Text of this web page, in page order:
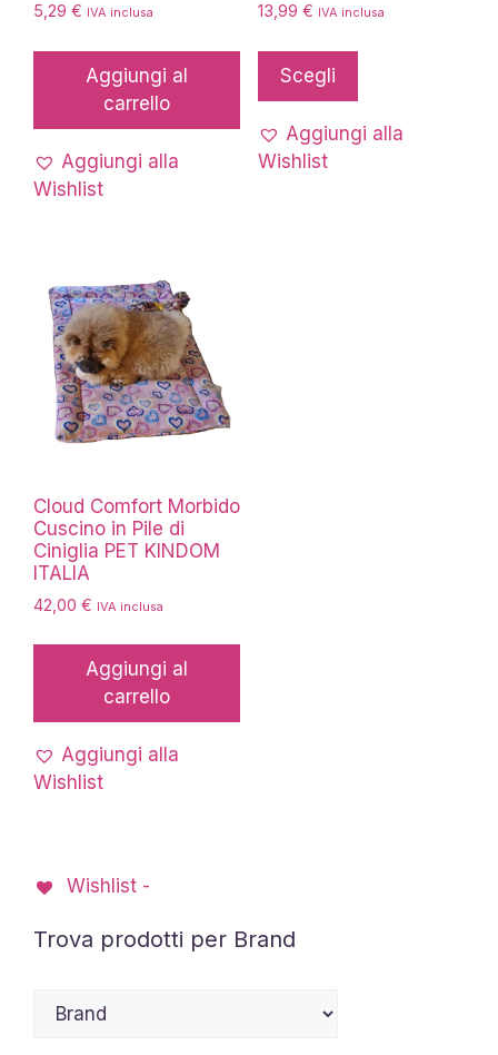
5,29 € IVA inclusa
Aggiungi al
carrello
Aggiungi alla
Wishlist
13,99 € IVA inclusa
Scegli
ha
più
Aggiungi alla
Wishlist
Cloud Comfort Morbido
Cuscino in Pile di
Ciniglia PET KINDOM
ITALIA
42,00 € IVA inclusa
Aggiungi al
carrello
Aggiungi alla
Wishlist
Wishlist -
Trova prodotti per Brand